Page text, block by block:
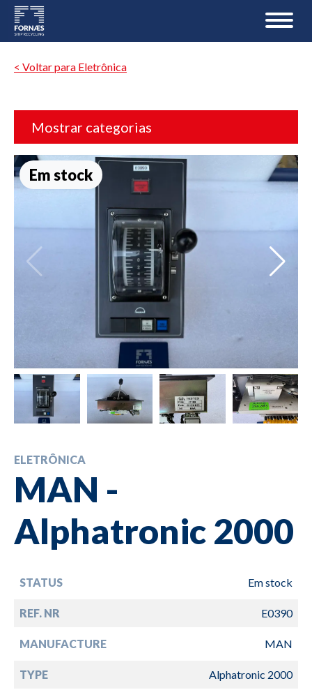
< Voltar para Eletrônica
Mostrar categorias
Em stock
ELETRÔNICA
MAN -
Alphatronic 2000
STATUS Em stock
REF. NR E0390
MANUFACTURE MAN
TYPE Alphatronic 2000